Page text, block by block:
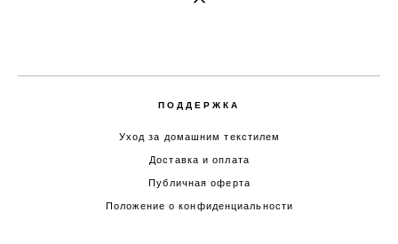
ПОДДЕРЖКА
Уход за домашним текстилем
Доставка и оплата
Публичная оферта
Положение о конфиденциальности